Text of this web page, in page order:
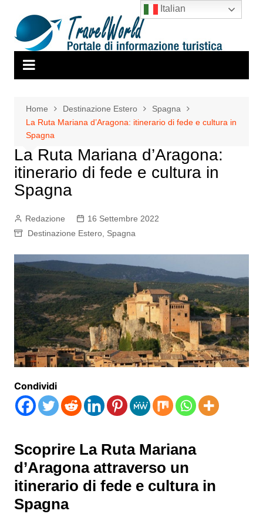
contenuto
Home Destinazione Estero
Spagna
La Ruta Mariana d’Aragona: itinerario di fede e cultura in
Spagna
La Ruta Mariana d’Aragona:
itinerario di fede e cultura in
Spagna
Redazione
16 Settembre 2022
Destinazione Estero, Spagna
Condividi
Scoprire La Ruta Mariana
d’Aragona attraverso un
itinerario di fede e cultura in
Spagna
Italian